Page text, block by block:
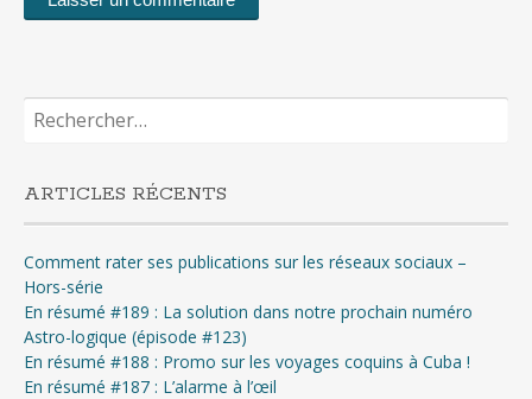
Rechercher :
ARTICLES RÉCENTS
Comment rater ses publications sur les réseaux sociaux –
Hors-série
En résumé #189 : La solution dans notre prochain numéro
Astro-logique (épisode #123)
En résumé #188 : Promo sur les voyages coquins à Cuba !
En résumé #187 : L’alarme à l’œil